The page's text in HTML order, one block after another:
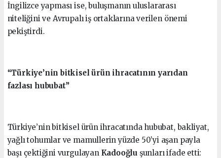
İngilizce yapması ise, buluşmanın uluslararası
niteliğini ve Avrupalı iş ortaklarına verilen önemi
pekiştirdi.
“Türkiye’nin bitkisel ürün ihracatının yarıdan
fazlası hububat”
Türkiye’nin bitkisel ürün ihracatında hububat, bakliyat,
yağlı tohumlar ve mamullerin yüzde 50’yi aşan payla
başı çektiğini vurgulayan Kadooğlu şunları ifade etti: